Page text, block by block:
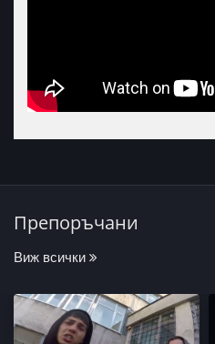
Препоръчани
Виж всички